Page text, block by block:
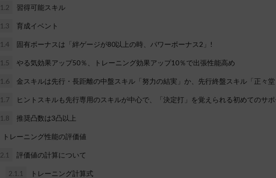
1.2 習得可能スキル
1.3 育成イベント
1.4 固有ボーナスは「絆ゲージが80以上の時、パワーボーナス2」!
1.5 やる気効果アップ50％、トレーニング効果アップ10％で出張性能高め
1.6 金スキルは先行・長距離の中盤スキル「努力の結実」か、先行終盤スキル「正々
1.7 ヒントスキルも先行専用のスキルが中心で、「決定打」を覚えられる初めてのサポ
1.8 推奨凸数は3凸以上
トレーニング性能の評価値
2.1 評価値の計算について
2.1.1 トレーニング計算式